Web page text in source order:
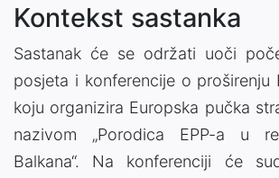
Kontekst sastanka
Sastanak će se održati uoči
posjeta i konferencije o proširenju
koju organizira Europska pučka
nazivom „Porodica EPP-a u
Balkana“. Na konferenciji će